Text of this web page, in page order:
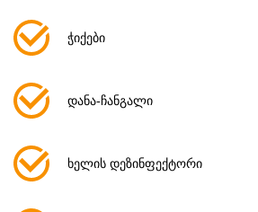
ჭიქები
დანა-ჩანგალი
ხელის დეზინფექტორი